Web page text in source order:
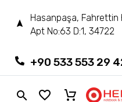
Hasanpaşa, Fahrettin
Apt No:63 D:1, 34722
+90 533 553 29